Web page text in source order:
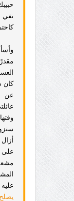
نفي
كان
عن
عليه